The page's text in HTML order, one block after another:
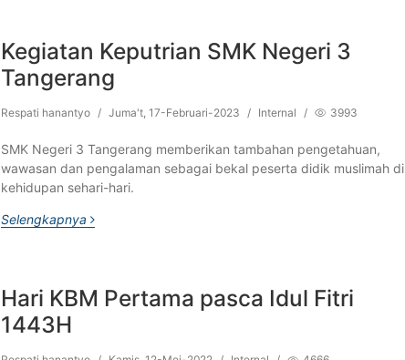
Kegiatan Keputrian SMK Negeri 3
Tangerang
Respati hanantyo / Juma't, 17-Februari-2023 / Internal / 3993
SMK Negeri 3 Tangerang memberikan tambahan pengetahuan,
wawasan dan pengalaman sebagai bekal peserta didik muslimah di
kehidupan sehari-hari.
Selengkapnya
Hari KBM Pertama pasca Idul Fitri
1443H